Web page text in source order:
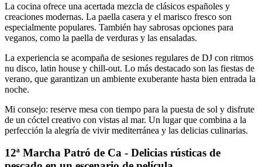
La cocina ofrece una acertada mezcla de clásicos españoles y
creaciones modernas. La paella casera y el marisco fresco son
especialmente populares. También hay sabrosas opciones para
veganos, como la paella de verduras y las ensaladas.
La experiencia se acompaña de sesiones regulares de DJ con ritmos
nu disco, latin house y chill-out. Lo más destacado son las fiestas de
verano, que garantizan un ambiente exuberante hasta bien entrada la
noche.
Mi consejo: reserve mesa con tiempo para la puesta de sol y disfrute
de un cóctel creativo con vistas al mar. Un lugar que combina a la
perfección la alegría de vivir mediterránea y las delicias culinarias.
12ª Marcha Patró de Ca - Delicias rústicas de